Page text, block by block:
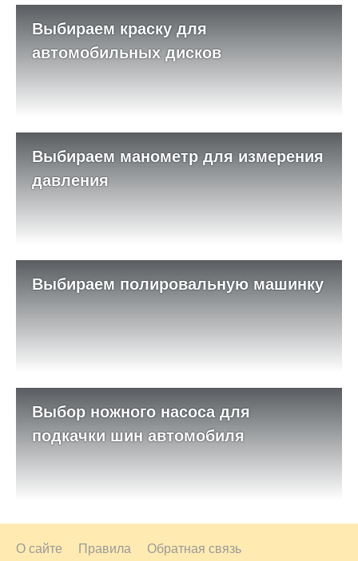
Выбираем краску для
автомобильных дисков
Выбираем манометр для измерения
давления
Выбираем полировальную машинку
Выбор ножного насоса для
подкачки шин автомобиля
О сайте Правила Обратная связь